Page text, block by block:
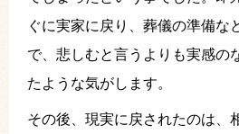
ぐに実家に戻り、葬儀の準備な
で、悲しむと言うよりも実感の
たような気がします。
その後、現実に戻されたのは、